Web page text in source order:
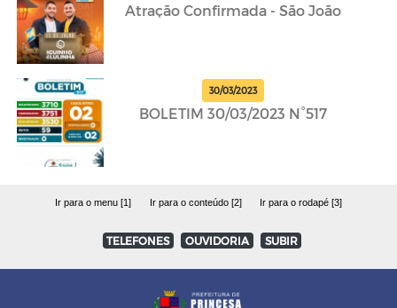
Atração Confirmada - São João
30/03/2023
BOLETIM 30/03/2023 N°517
Ir para o menu [1] Ir para o conteúdo [2] Ir para o rodapé [3]
TELEFONES OUVIDORIA SUBIR